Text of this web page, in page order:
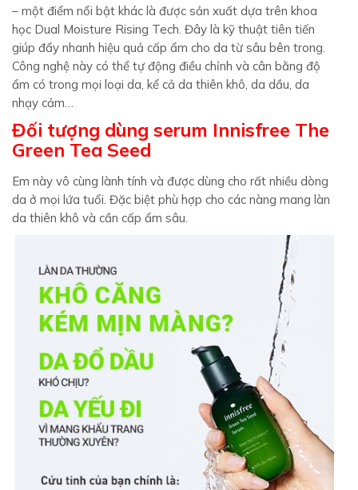
– một điểm nổi bật khác là được sản xuất dựa trên khoa
học Dual Moisture Rising Tech. Đây là kỹ thuật tiên tiến
giúp đẩy nhanh hiệu quả cấp ẩm cho da từ sâu bên trong.
Công nghệ này có thể tự động điều chỉnh và cân bằng độ
ẩm có trong mọi loại da, kể cả da thiên khô, da dầu, da
nhạy cảm…
Đối tượng dùng serum Innisfree The
Green Tea Seed
Em này vô cùng lành tính và được dùng cho rất nhiều dòng
da ở mọi lứa tuổi. Đặc biệt phù hợp cho các nàng mang làn
da thiên khô và cần cấp ẩm sâu.